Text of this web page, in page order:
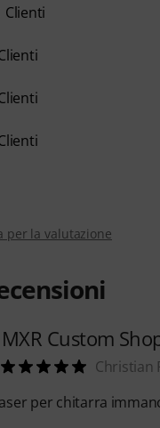
Clienti
per la valutazione
MXR Custom
Christian
per chitarra